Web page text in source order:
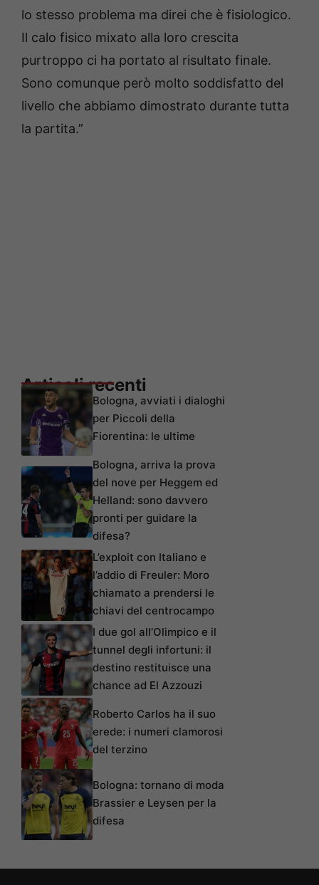
lo stesso problema ma direi che è fisiologico.
Il calo fisico mixato alla loro crescita
purtroppo ci ha portato al risultato finale.
Sono comunque però molto soddisfatto del
livello che abbiamo dimostrato durante tutta
la partita.”
Articoli recenti
Bologna, avviati i dialoghi
per Piccoli della
Fiorentina: le ultime
Bologna, arriva la prova
del nove per Heggem ed
Helland: sono davvero
pronti per guidare la
difesa?
L’exploit con Italiano e
l’addio di Freuler: Moro
chiamato a prendersi le
chiavi del centrocampo
I due gol all’Olimpico e il
tunnel degli infortuni: il
destino restituisce una
chance ad El Azzouzi
Roberto Carlos ha il suo
erede: i numeri clamorosi
del terzino
Bologna: tornano di moda
Brassier e Leysen per la
difesa